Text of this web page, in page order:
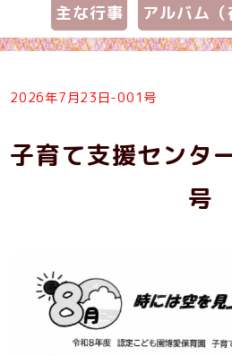
主な行事
アルバム（
2026年7月23日-001号
子育て支援センタ
号